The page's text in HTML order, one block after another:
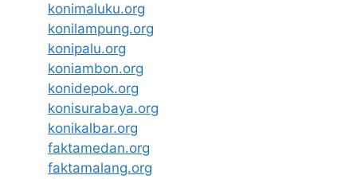
konimaluku.org
konilampung.org
konipalu.org
koniambon.org
konidepok.org
konisurabaya.org
konikalbar.org
faktamedan.org
faktamalang.org